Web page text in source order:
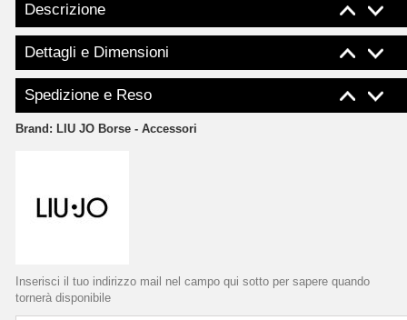
Descrizione
Dettagli e Dimensioni
Spedizione e Reso
Brand: LIU JO Borse - Accessori
Inserisci il tuo indirizzo mail nel campo qui sotto per sapere quando
tornerà disponibile